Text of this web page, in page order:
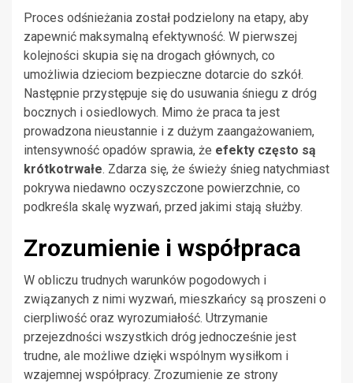
Proces odśnieżania został podzielony na etapy, aby
zapewnić maksymalną efektywność. W pierwszej
kolejności skupia się na drogach głównych, co
umożliwia dzieciom bezpieczne dotarcie do szkół.
Następnie przystępuje się do usuwania śniegu z dróg
bocznych i osiedlowych. Mimo że praca ta jest
prowadzona nieustannie i z dużym zaangażowaniem,
intensywność opadów sprawia, że efekty często są
krótkotrwałe. Zdarza się, że świeży śnieg natychmiast
pokrywa niedawno oczyszczone powierzchnie, co
podkreśla skalę wyzwań, przed jakimi stają służby.
Zrozumienie i współpraca
W obliczu trudnych warunków pogodowych i
związanych z nimi wyzwań, mieszkańcy są proszeni o
cierpliwość oraz wyrozumiałość. Utrzymanie
przejezdności wszystkich dróg jednocześnie jest
trudne, ale możliwe dzięki wspólnym wysiłkom i
wzajemnej współpracy. Zrozumienie ze strony